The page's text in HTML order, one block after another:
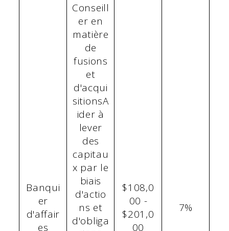
Banqui
er
d'affair
es
Conseill
er en
matière
de
fusions
et
d'acqui
sitionsA
ider à
lever
des
capitau
x par le
biais
d'actio
ns et
d'obliga
$108,0
00 -
$201,0
00
7%